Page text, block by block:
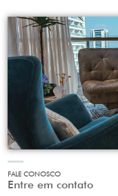
FALE CONOSCO
Entre em contato